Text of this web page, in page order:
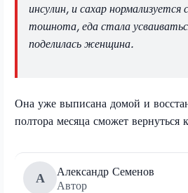
инсулин, и сахар нормализуется
тошнота, еда стала
поделилась женщина.
Она уже выписана домой и
полтора месяца сможет
А
Александр Семенов
Автор